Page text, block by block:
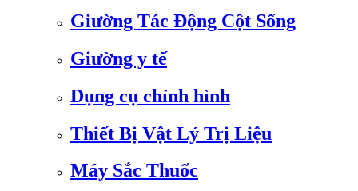
Giường Tác Động Cột Sống
Giường y tế
Dụng cụ chỉnh hình
Thiết Bị Vật Lý Trị Liệu
Máy Sắc Thuốc